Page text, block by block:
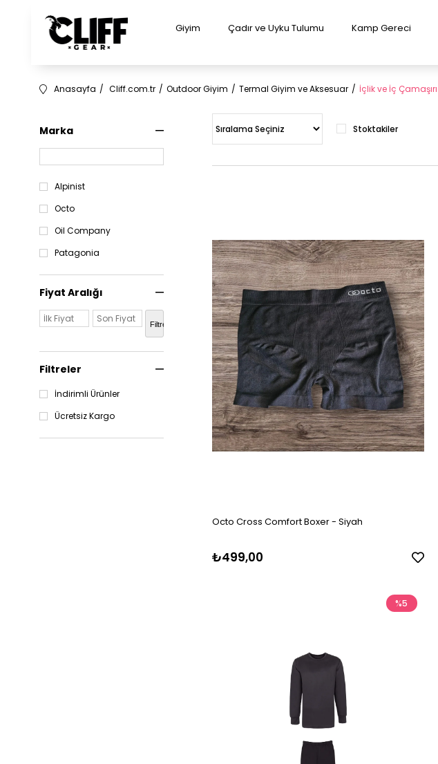
Giyim Çadır ve Uyku Tulumu Kamp Gereci
Anasayfa Cliff.com.tr Outdoor Giyim Termal Giyim ve Aksesuar İçlik ve İç Çamaşırı
Marka
Alpinist
Octo
Oil Company
Patagonia
Fiyat Aralığı
Filtrele
Filtreler
İndirimli Ürünler
Ücretsiz Kargo
Stoktakiler
Octo Cross Comfort Boxer - Siyah
₺499,00
%5